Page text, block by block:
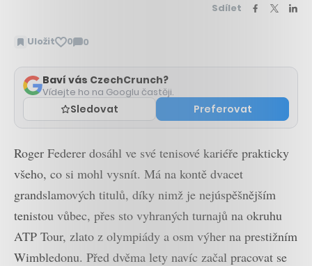
Sdílet
Uložit 0 0
Zobrazit
Baví vás CzechCrunch?
Vídejte ho na Googlu častěji.
Sledovat Preferovat
Roger Federer dosáhl ve své tenisové kariéře prakticky
všeho, co si mohl vysnít. Má na kontě dvacet
grandslamových titulů, díky nimž je nejúspěšnějším
tenistou vůbec, přes sto vyhraných turnajů na okruhu
ATP Tour, zlato z olympiády a osm výher na prestižním
Wimbledonu. Před dvěma lety navíc začal pracovat se